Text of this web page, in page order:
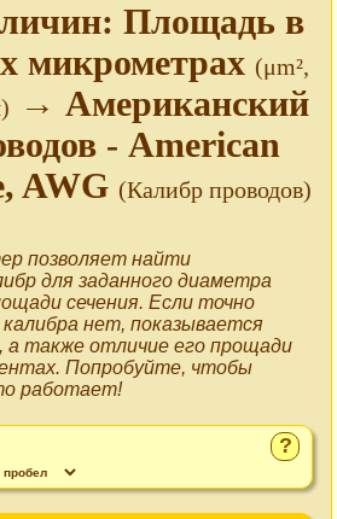
Площадь в
микрометрах (μm²,
→ Американский
- American
AWG (Калибр проводов)
позволяет найти
для заданного диаметра
сечения. Если точно
нет, показывается
а также отличие его прощади
Попробуйте, чтобы
работает!
?